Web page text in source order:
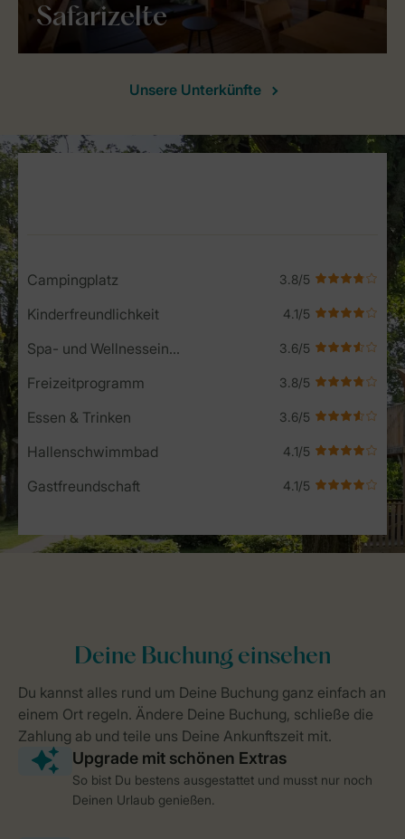
Safarizelte
Unsere Unterkünfte
Campingplatz
Kinderfreundlichkeit
Spa- und Wellnesseinrichtungen
Freizeitprogramm
Essen & Trinken
Hallenschwimmbad
Gastfreundschaft
So bist Du bestens ausgestattet und musst nur noch
Deinen Urlaub genießen.